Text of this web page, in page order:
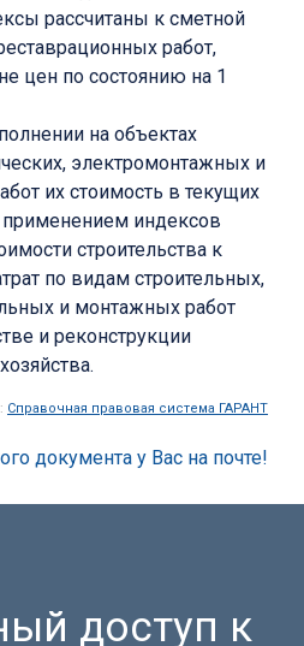
рассчитаны к сметной
работ,
цен по состоянию на 1
на объектах
электромонтажных и
их стоимость в текущих
применением индексов
строительства к
по видам строительных,
и монтажных работ
и реконструкции
Справочная правовая система ГАРАНТ
доступ к